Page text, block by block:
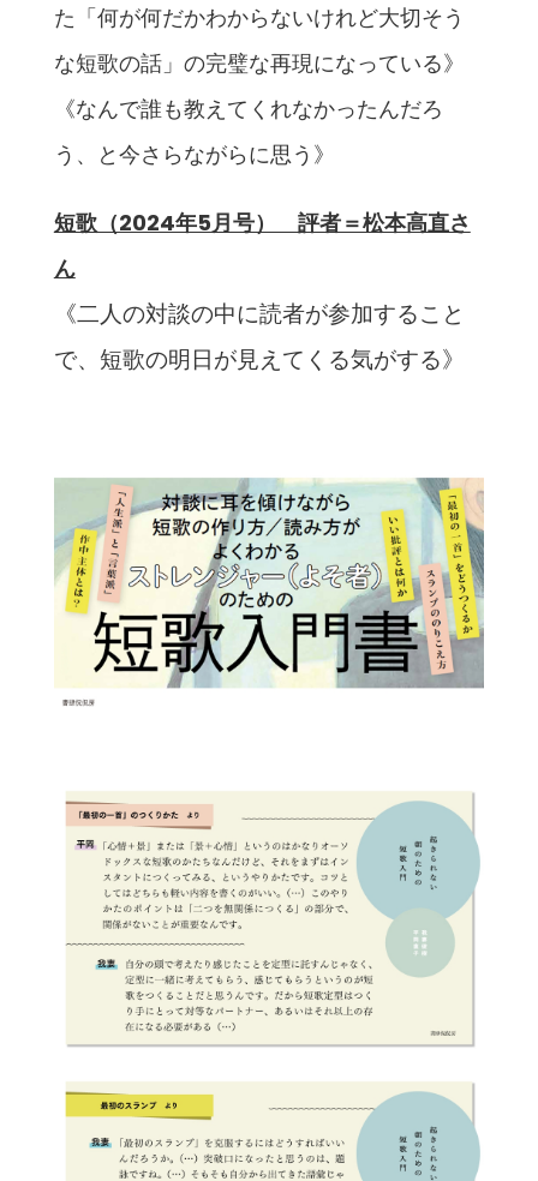
た「何が何だかわからないけれど大切そう
な短歌の話」の完璧な再現になっている》
《なんで誰も教えてくれなかったんだろ
う、と今さらながらに思う》
短歌（2024年5月号） 評者＝松本高直さ
ん
《二人の対談の中に読者が参加すること
で、短歌の明日が見えてくる気がする》